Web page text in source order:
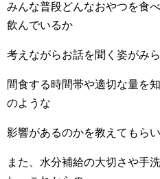
みんな普段どんなおやつを食
飲んでいるか
考えながらお話を聞く姿がみら
間食する時間帯や適切な量を
のような
影響があるのかを教えてもらい
また、水分補給の大切さや手